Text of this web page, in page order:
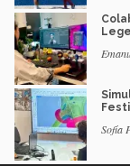
Sofía